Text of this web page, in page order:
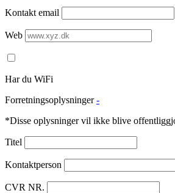
Kontakt email
Web
Har du WiFi
Forretningsoplysninger -
*Disse oplysninger vil ikke blive
Titel
Kontaktperson
CVR NR.